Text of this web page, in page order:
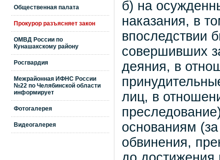
Общественная палата
Прокурор разъясняет закон
ОМВД России по
Кунашакскому району
Росгвардия
Межрайонная ИФНС России
№22 по Челябинской области
информирует
Фотогалерея
Видеогалерея
б) на
наказания, в
впоследствии
совершивших
деяния, в
лиц, в
основаниям
обвинения,